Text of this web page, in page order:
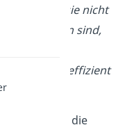
Obwohl sie nicht
enthalten sind,
um die
und effizient
Rohstoffen, die